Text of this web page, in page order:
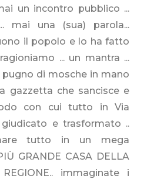
un incontro pubblico ...
mai una (sua) parola...
il popolo e lo ha fatto
... un mantra ...
di mosche in mano
gazzetta che sancisce e
con cui tutto in Via
giudicato e trasformato ..
tutto in un mega
GRANDE CASA DELLA
immaginate i